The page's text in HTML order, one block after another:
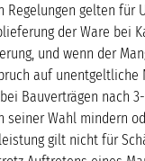
Regelungen gelten für
der Ware bei
und wenn der
auf
Bauverträgen nach
seiner Wahl mindern
gilt nicht für